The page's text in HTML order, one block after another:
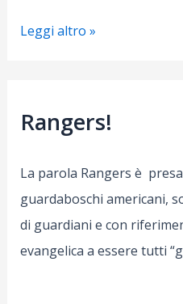
Sagra
passerà
alla
Millemani!
Leggi altro »
Rangers!
La parola Rangers è
guardaboschi americani,
di guardiani e con
evangelica a essere tutti